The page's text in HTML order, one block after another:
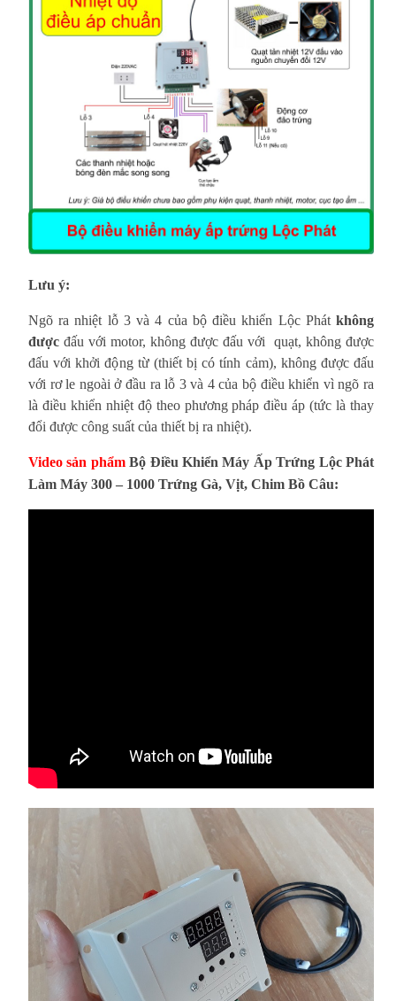
Lưu ý:
Ngõ ra nhiệt lỗ 3 và 4 của bộ điều khiển Lộc Phát không
được đấu với motor, không được đấu với quạt, không được
đấu với khởi động từ (thiết bị có tính cảm), không được đấu
với rơ le ngoài ở đầu ra lỗ 3 và 4 của bộ điều khiển vì ngõ ra
là điều khiển nhiệt độ theo phương pháp điều áp (tức là thay
đổi được công suất của thiết bị ra nhiệt).
Video sản phẩm Bộ Điều Khiển Máy Ấp Trứng Lộc Phát
Làm Máy 300 – 1000 Trứng Gà, Vịt, Chim Bồ Câu: